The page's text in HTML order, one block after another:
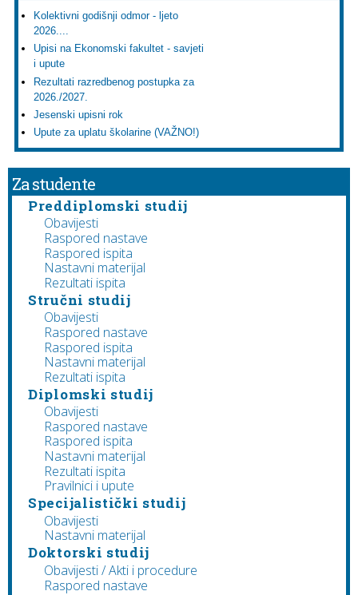
Kolektivni godišnji odmor - ljeto
2026....
Upisi na Ekonomski fakultet - savjeti
i upute
Rezultati razredbenog postupka za
2026./2027.
Jesenski upisni rok
Upute za uplatu školarine (VAŽNO!)
Za studente
Preddiplomski studij
Obavijesti
Raspored nastave
Raspored ispita
Nastavni materijal
Rezultati ispita
Stručni studij
Obavijesti
Raspored nastave
Raspored ispita
Nastavni materijal
Rezultati ispita
Diplomski studij
Obavijesti
Raspored nastave
Raspored ispita
Nastavni materijal
Rezultati ispita
Pravilnici i upute
Specijalistički studij
Obavijesti
Nastavni materijal
Doktorski studij
Obavijesti / Akti i procedure
Raspored nastave